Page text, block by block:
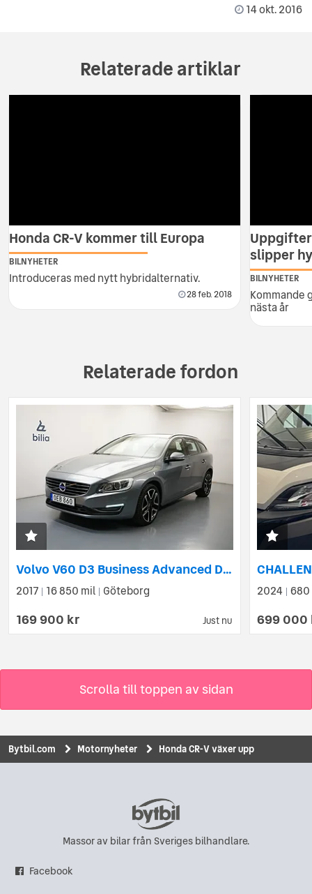
14 okt. 2016
Relaterade artiklar
Honda CR-V kommer till Europa
BILNYHETER
Introduceras med nytt hybridalternativ.
28 feb. 2018
slipper
BILNYHETER
Kommande
nästa år
Relaterade fordon
Just nu
Volvo V60 D3 Business Advanced Dynamic
2017 16 850 mil Göteborg
169 900 kr
2024
699 000
Scrolla till toppen av sidan
Bytbil.com Motornyheter Honda CR-V växer upp
Massor av bilar från Sveriges bilhandlare.
Facebook